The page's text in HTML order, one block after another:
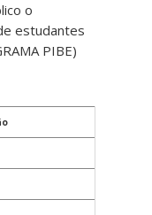
o
estudantes
PIBE)